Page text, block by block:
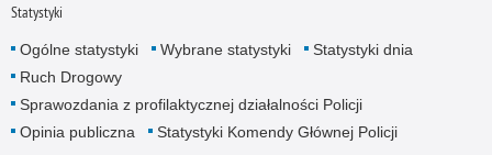
Statystyki
Ogólne statystyki Wybrane statystyki
Statystyki dnia
Ruch Drogowy
Sprawozdania z profilaktycznej działalności Policji
Opinia publiczna
Statystyki Komendy Głównej Policji